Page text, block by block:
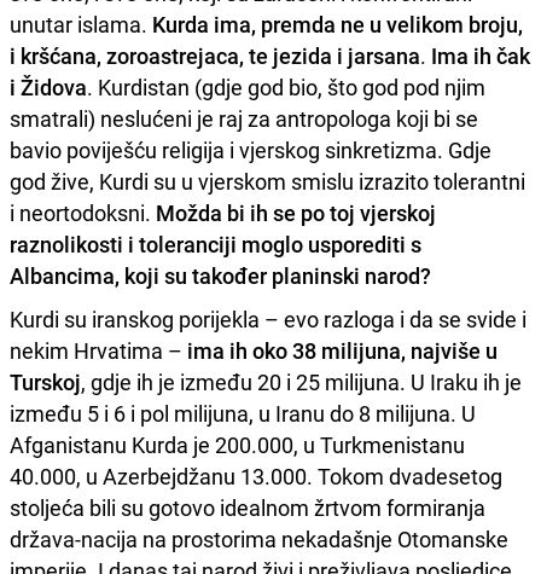
unutar islama. Kurda ima, premda ne u velikom broju,
i kršćana, zoroastrejaca, te jezida i jarsana. Ima ih čak
i Židova. Kurdistan (gdje god bio, što god pod njim
smatrali) neslućeni je raj za antropologa koji bi se
bavio poviješću religija i vjerskog sinkretizma. Gdje
god žive, Kurdi su u vjerskom smislu izrazito tolerantni
i neortodoksni. Možda bi ih se po toj vjerskoj
raznolikosti i toleranciji moglo usporediti s
Albancima, koji su također planinski narod?
Kurdi su iranskog porijekla – evo razloga i da se svide i
nekim Hrvatima – ima ih oko 38 milijuna, najviše u
Turskoj, gdje ih je između 20 i 25 milijuna. U Iraku ih je
između 5 i 6 i pol milijuna, u Iranu do 8 milijuna. U
Afganistanu Kurda je 200.000, u Turkmenistanu
40.000, u Azerbejdžanu 13.000. Tokom dvadesetog
stoljeća bili su gotovo idealnom žrtvom formiranja
država-nacija na prostorima nekadašnje Otomanske